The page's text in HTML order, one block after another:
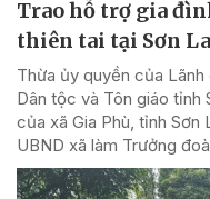
Trao hỗ trợ gia
thiên tai tại Sơn La
Thừa ủy quyền của
Dân tộc và Tôn giáo
của xã Gia Phù, tỉnh
UBND xã làm Trưởng